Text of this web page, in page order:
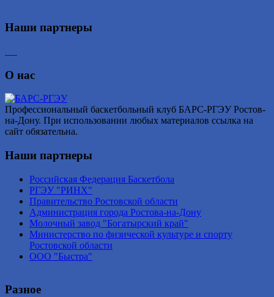
Наши партнеры
О нас
Профессиональный баскетбольный клуб БАРС-РГЭУ Ростов-
на-Дону. При использовании любых материалов ссылка на
сайт обязательна.
Наши партнеры
Российская Федерация Баскетбола
РГЭУ "РИНХ"
Правительство Ростовской области
Администрация города Ростова-на-Дону
Молочный завод "Богатырский край"
Министерство по физической культуре и спорту
Ростовской области
ООО "Быстра"
Разное